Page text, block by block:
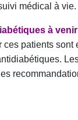
médical à vie.
à venir
ces patients